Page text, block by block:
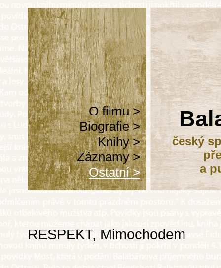
O filmu >
Biografie >
Knihy >
Záznamy >
Ostatní >
český
a
RESPEKT, Mimochodem